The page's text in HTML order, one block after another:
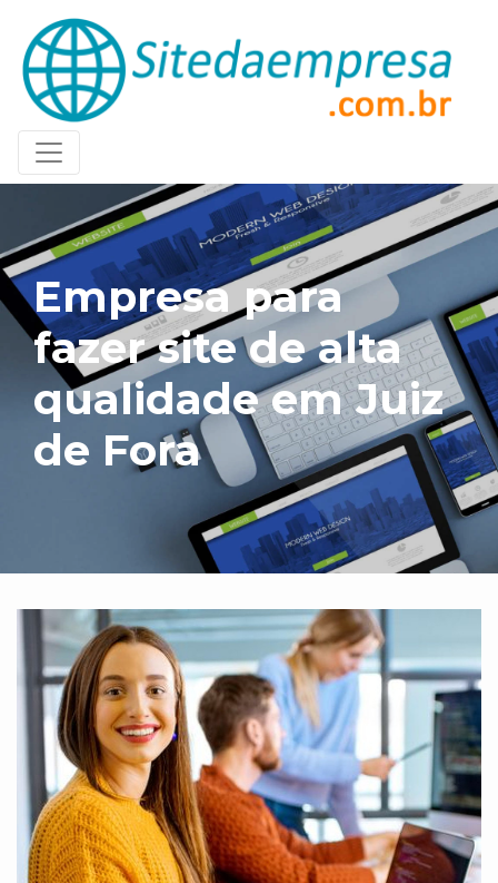
Empresa para
fazer site de alta
qualidade em Juiz
de Fora